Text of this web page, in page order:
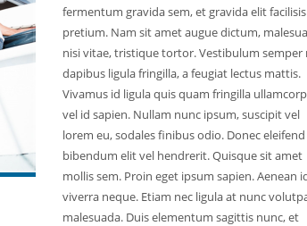
fermentum gravida sem, et gravida elit facilisis
pretium. Nam sit amet augue dictum,
nisi vitae, tristique tortor. Vestibulum semper
dapibus ligula fringilla, a feugiat lectus mattis.
Vivamus id ligula quis quam fringilla
vel id sapien. Nullam nunc ipsum, suscipit vel
lorem eu, sodales finibus odio. Donec eleifend
bibendum elit vel hendrerit. Quisque sit amet
mollis sem. Proin eget ipsum sapien. Aenean
viverra neque. Etiam nec ligula at nunc
malesuada. Duis elementum sagittis nunc, et